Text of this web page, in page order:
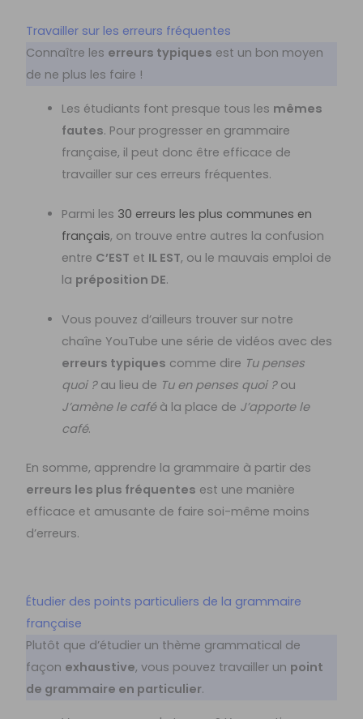
Travailler sur les erreurs fréquentes
Connaître les erreurs typiques est un bon moyen
de ne plus les faire !
Les étudiants font presque tous les mêmes
fautes. Pour progresser en grammaire
française, il peut donc être efficace de
travailler sur ces erreurs fréquentes.
Parmi les 30 erreurs les plus communes en
français, on trouve entre autres la confusion
entre C’EST et IL EST, ou le mauvais emploi de
la préposition DE.
Vous pouvez d’ailleurs trouver sur notre
chaîne YouTube une série de vidéos avec des
erreurs typiques comme dire Tu penses
quoi ?au lieu de Tu en penses quoi ?ou
J’amène le caféà la place de J’apporte le
café.
En somme, apprendre la grammaire à partir des
erreurs les plus fréquentes est une manière
efficace et amusante de faire soi-même moins
d’erreurs.
Étudier des points particuliers de la grammaire
française
Plutôt que d’étudier un thème grammatical de
façon exhaustive, vous pouvez travailler un point
de grammaire en particulier.